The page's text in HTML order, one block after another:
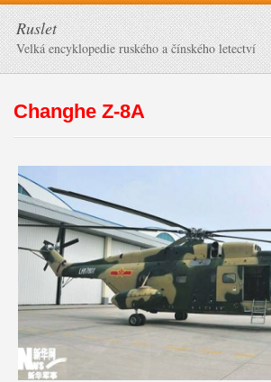
Ruslet
Velká encyklopedie ruského a čínského letectví
Changhe Z-8A